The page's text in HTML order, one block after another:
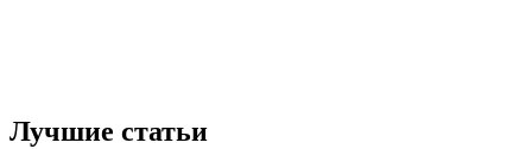
Лучшие статьи